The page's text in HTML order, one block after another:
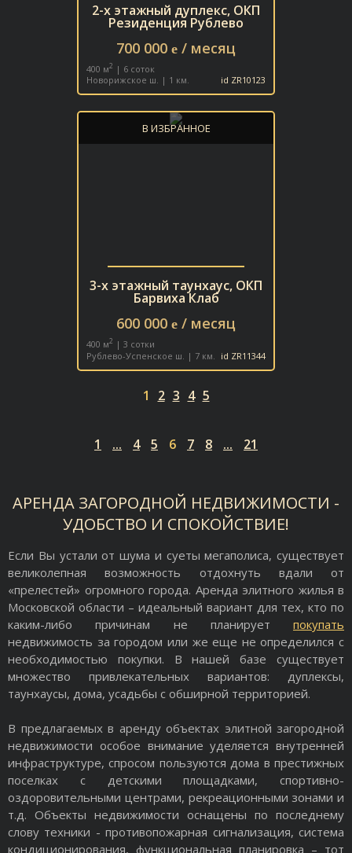
2-х этажный дуплекс, ОКП
Резиденция Рублево
700 000 e / месяц
400 м2 | 6 соток
Новорижское ш. | 1 км.
id ZR10123
3-х этажный таунхаус, ОКП
Барвиха Клаб
600 000 e / месяц
400 м2 | 3 сотки
Рублево-Успенское ш. | 7 км.
id ZR11344
В ИЗБРАННОЕ
1 2 3 4 5
1 ... 4 5 6 7 8 ... 21
АРЕНДА ЗАГОРОДНОЙ НЕДВИЖИМОСТИ -
УДОБСТВО И СПОКОЙСТВИЕ!
Если Вы устали от шума и суеты мегаполиса, существует
великолепная возможность отдохнуть вдали от
«прелестей» огромного города. Аренда элитного жилья в
Московской области – идеальный вариант для тех, кто по
каким-либо причинам не планирует покупать
недвижимость за городом или же еще не определился с
необходимостью покупки. В нашей базе существует
множество привлекательных вариантов: дуплексы,
таунхаусы, дома, усадьбы с обширной территорией.
В предлагаемых в аренду объектах элитной загородной
недвижимости особое внимание уделяется внутренней
инфраструктуре, спросом пользуются дома в престижных
поселках с детскими площадками, спортивно-
оздоровительными центрами, рекреационными зонами и
т.д. Объекты недвижимости оснащены по последнему
слову техники - противопожарная сигнализация, система
кондиционирования, функциональная планировка – тот